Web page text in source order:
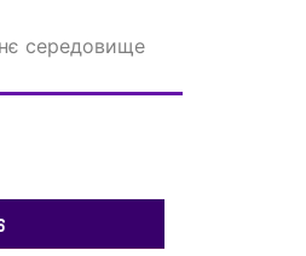
середовище